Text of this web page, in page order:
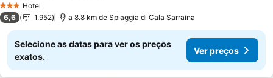
3 EstrelasHotel
6,6 1.952 a 8.8 km de Spiaggia di Cala Sarraina
Selecione as datas para ver os preços
exatos.
Ver preços